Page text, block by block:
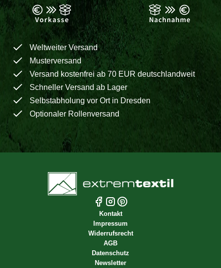
Weltweiter Versand
Musterversand
Versand kostenfrei ab 70 EUR deutschlandweit
Schneller Versand ab Lager
Selbstabholung vor Ort in Dresden
Optionaler Rollenversand
Kontakt
Impressum
Widerrufsrecht
AGB
Datenschutz
Newsletter